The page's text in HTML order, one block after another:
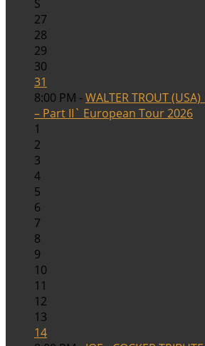
S
27
28
29
30
31
8:00 PM -WALTER TROUT
– Part II` European Tour 2026
1
2
3
4
5
6
7
8
9
10
11
12
13
14